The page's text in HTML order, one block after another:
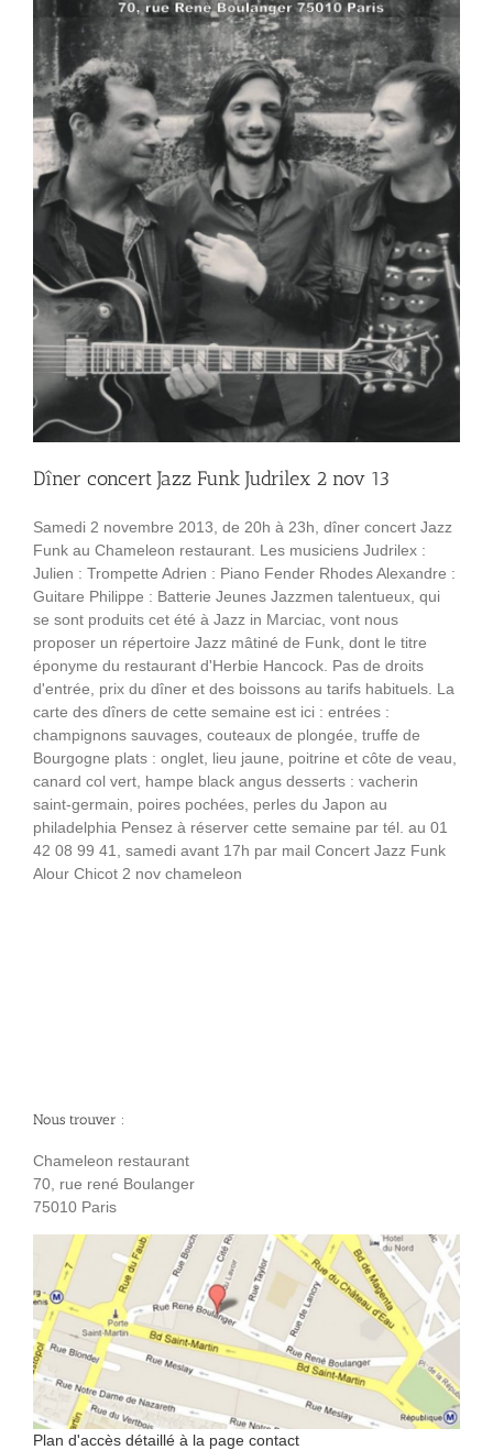
Dîner concert Jazz Funk Judrilex 2 nov 13
Samedi 2 novembre 2013, de 20h à 23h, dîner concert Jazz
Funk au Chameleon restaurant. Les musiciens Judrilex :
Julien : Trompette Adrien : Piano Fender Rhodes Alexandre :
Guitare Philippe : Batterie Jeunes Jazzmen talentueux, qui
se sont produits cet été à Jazz in Marciac, vont nous
proposer un répertoire Jazz mâtiné de Funk, dont le titre
éponyme du restaurant d'Herbie Hancock. Pas de droits
d'entrée, prix du dîner et des boissons au tarifs habituels. La
carte des dîners de cette semaine est ici : entrées :
champignons sauvages, couteaux de plongée, truffe de
Bourgogne plats : onglet, lieu jaune, poitrine et côte de veau,
canard col vert, hampe black angus desserts : vacherin
saint-germain, poires pochées, perles du Japon au
philadelphia Pensez à réserver cette semaine par tél. au 01
42 08 99 41, samedi avant 17h par mail Concert Jazz Funk
Alour Chicot 2 nov chameleon
Nous trouver :
Chameleon restaurant
70, rue rené Boulanger
75010 Paris
Plan d'accès détaillé à la page contact